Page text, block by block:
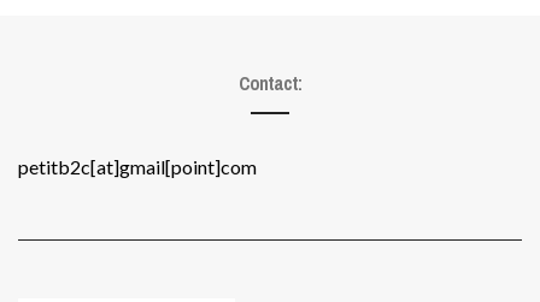
Contact:
petitb2c[at]gmail[point]com